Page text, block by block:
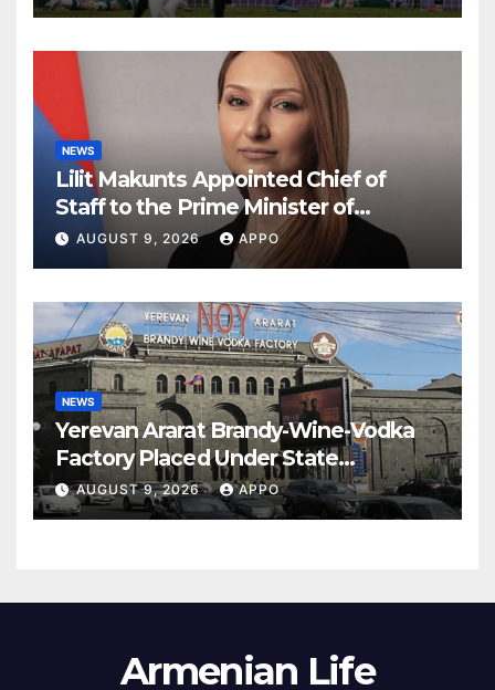
NEWS
Lilit Makunts Appointed Chief of
Staff to the Prime Minister of
Armenia
AUGUST 9, 2026 APPO
NEWS
Yerevan Ararat Brandy-Wine-Vodka
Factory Placed Under State
Administration
AUGUST 9, 2026 APPO
Armenian Life